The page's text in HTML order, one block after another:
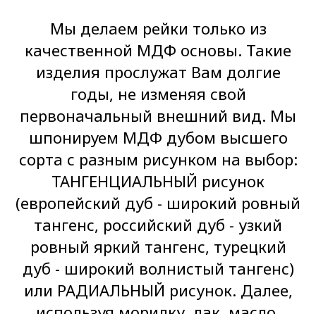
Мы делаем рейки только из
качественной МДФ основы. Такие
изделия прослужат Вам долгие
годы, не изменяя свой
первоначальный внешний вид. Мы
шпонируем МДФ дубом высшего
сорта с разным рисунком на выбор:
ТАНГЕНЦИАЛЬНЫЙ рисунок
(европейский дуб - широкий ровный
тангенс, российский дуб - узкий
ровный яркий тангенс, турецкий
дуб - широкий волнистый тангенс)
или РАДИАЛЬНЫЙ рисунок. Далее,